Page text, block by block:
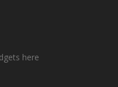
here